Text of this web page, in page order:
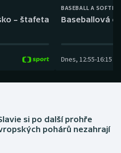
– štafeta
BASEBALL A
Baseballová
Dnes, 12:55-16:15
si po další prohře
pohárů nezahrají